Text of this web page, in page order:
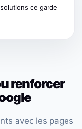
de garde
renforcer
avec les pages